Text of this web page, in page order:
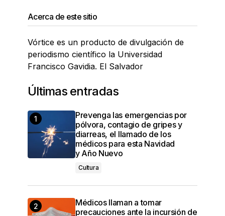
Acerca de este sitio
Vórtice es un producto de divulgación de
periodismo científico la Universidad
Francisco Gavidia. El Salvador
Últimas entradas
Prevenga las emergencias por
pólvora, contagio de gripes y
diarreas, el llamado de los
médicos para esta Navidad
y Año Nuevo
Cultura
Médicos llaman a tomar
precauciones ante la incursión de